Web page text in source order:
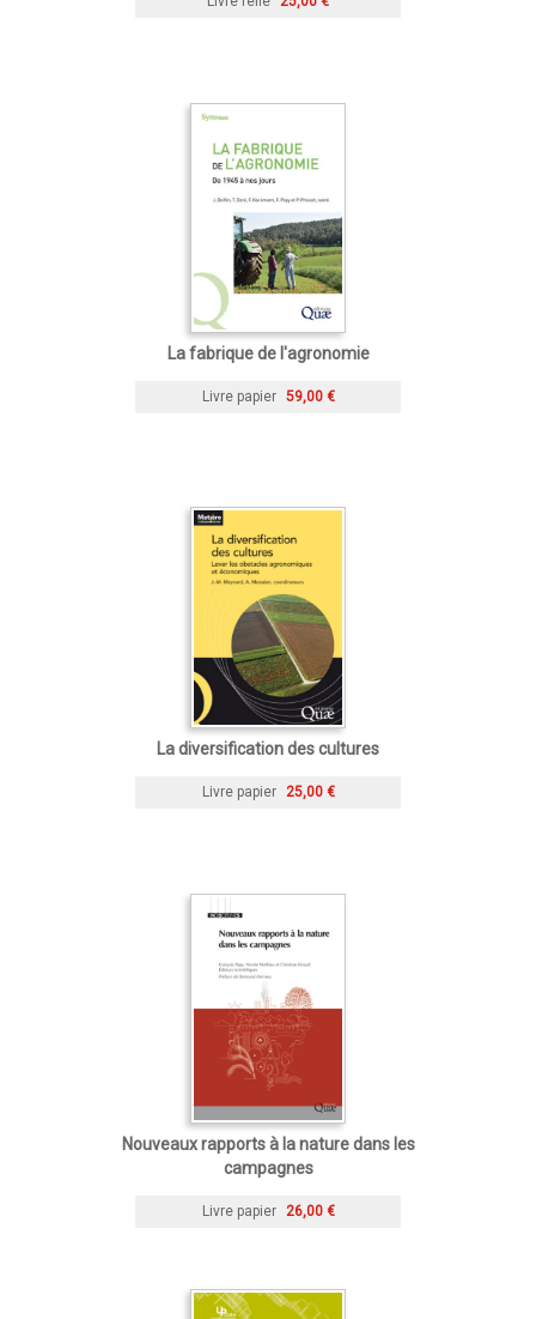
La fabrique de l'agronomie
Livre papier 59,00 €
La diversification des cultures
Livre papier 25,00 €
Nouveaux rapports à la nature dans les
campagnes
Livre papier 26,00 €